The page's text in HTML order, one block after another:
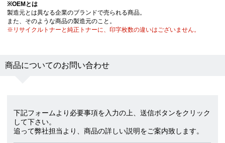
※OEMとは
製造元とは異なる企業のブランドで売られる商品。
また、そのような商品の製造元のこと。
※リサイクルトナーと純正トナーに、印字枚数の違いはございません。
商品についてのお問い合わせ
下記フォームより必要事項を入力の上、送信ボタンをクリック
して下さい。
追って弊社担当より、商品の詳しい説明をご案内致します。